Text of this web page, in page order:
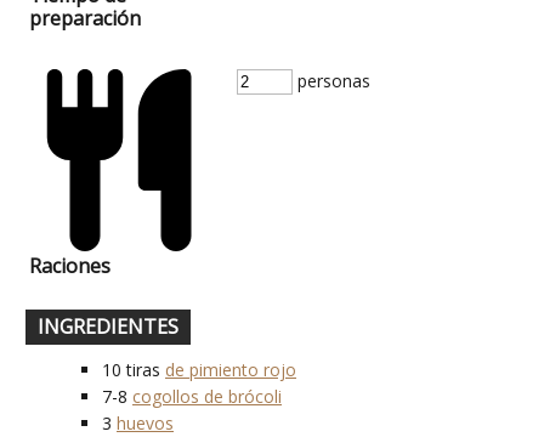
preparación
Raciones
personas
INGREDIENTES
10 tiras de pimiento rojo
7-8 cogollos de brócoli
3 huevos